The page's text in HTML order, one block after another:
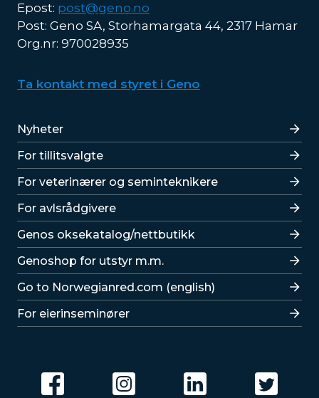
Epost: post@geno.no
Post: Geno SA, Storhamargata 44, 2317 Hamar
Org.nr: 970028935
Ta kontakt med styret i Geno
Lenker
Nyheter
For tillitsvalgte
For veterinærer og seminteknikere
For avlsrådgivere
Lenker
Genos oksekatalog/nettbutikk
Genoshop for utstyr m.m.
Go to Norwegianred.com (english)
For eierinseminører